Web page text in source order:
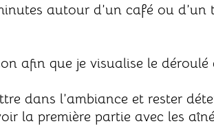
autour d’un café ou d’un
afin que je visualise le déroulé
dans l’ambiance et rester
la première partie avec les